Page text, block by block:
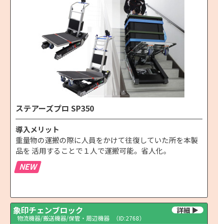
ステアーズプロ SP350
導入メリット
重量物の運搬の際に人員をかけて往復していた所を本製
品を 活用することで１人で運搬可能。省人化。
NEW
象印チェンブロック
物流機器/搬送機器/保管・周辺機器 （ID:2768）